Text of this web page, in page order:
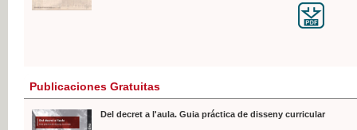
Publicaciones Gratuitas
Del decret a l'aula. Guia práctica de disseny curricular